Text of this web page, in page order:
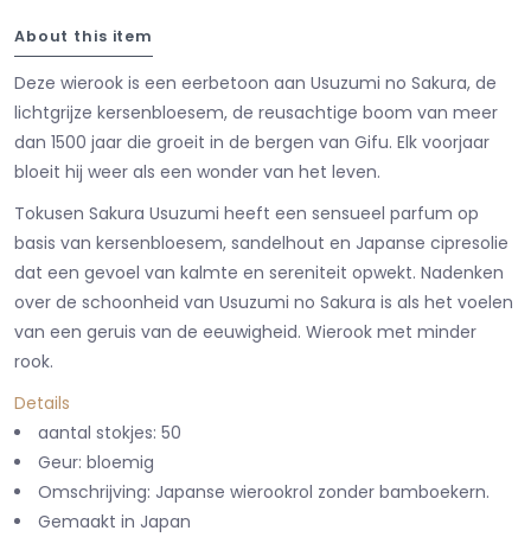
About this item
Deze wierook is een eerbetoon aan Usuzumi no Sakura, de
lichtgrijze kersenbloesem, de reusachtige boom van meer
dan 1500 jaar die groeit in de bergen van Gifu. Elk voorjaar
bloeit hij weer als een wonder van het leven.
Tokusen Sakura Usuzumi heeft een sensueel parfum op
basis van kersenbloesem, sandelhout en Japanse cipresolie
dat een gevoel van kalmte en sereniteit opwekt. Nadenken
over de schoonheid van Usuzumi no Sakura is als het voelen
van een geruis van de eeuwigheid. Wierook met minder
rook.
Details
aantal stokjes: 50
Geur: bloemig
Omschrijving: Japanse wierookrol zonder bamboekern.
Gemaakt in Japan